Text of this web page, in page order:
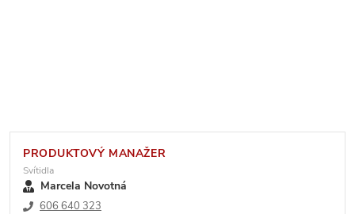
PRODUKTOVÝ MANAŽER
Svítidla
Marcela Novotná
606 640 323